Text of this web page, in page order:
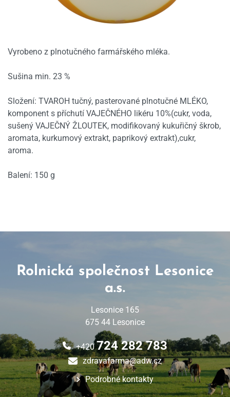
Vyrobeno z plnotučného farmářského mléka.
Sušina min. 23 %
Složení: TVAROH tučný, pasterované plnotučné MLÉKO,
komponent s příchutí VAJEČNÉHO likéru 10%(cukr, voda,
sušený VAJEČNÝ ŽLOUTEK, modifikovaný kukuřičný škrob,
aromata, kurkumový extrakt, paprikový extrakt),cukr,
aroma.
Balení: 150 g
Rolnická společnost Lesonice
a.s.
Lesonice 165
675 44 Lesonice
+420724 282 783
zdravafarma@adw.cz
Podrobné kontakty